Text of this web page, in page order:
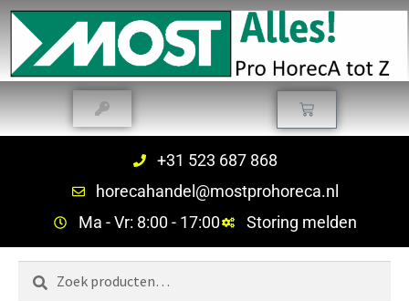
+31 523 687 868
horecahandel@mostprohoreca.nl
Ma - Vr: 8:00 - 17:00
Storing melden
Zoeken